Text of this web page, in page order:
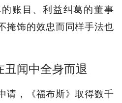
账目、利益纠葛的董事
掩饰的效忠而同样手法也
闻中全身而退
请，《福布斯》取得数千